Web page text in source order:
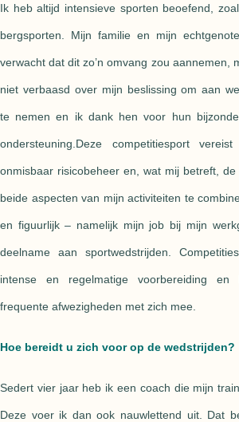
Ik heb altijd intensieve sporten beoefend,
bergsporten. Mijn familie en mijn
verwacht dat dit zo’n omvang zou aannemen,
niet verbaasd over mijn beslissing om aan
te nemen en ik dank hen voor hun
ondersteuning.Deze competitiesport
onmisbaar risicobeheer en, wat mij betreft, de
beide aspecten van mijn activiteiten te
en figuurlijk – namelijk mijn job bij mijn
deelname aan sportwedstrijden.
intense en regelmatige voorbereiding en
frequente afwezigheden met zich mee.
Hoe bereidt u zich voor op de wedstrijden?
Sedert vier jaar heb ik een coach die mijn
Deze voer ik dan ook nauwlettend uit. Dat